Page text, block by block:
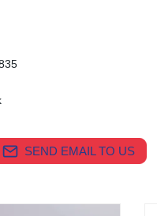
SEND EMAIL TO US